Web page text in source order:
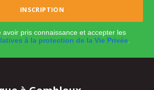
avoir pris connaissance et accepter les
à la protection de la Vie Privée.